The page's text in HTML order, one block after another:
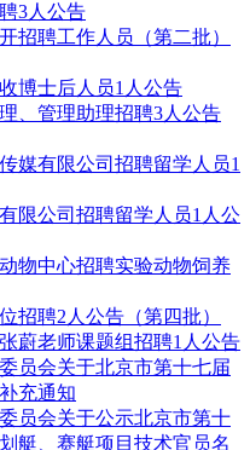
3人公告
招聘工作人员（第二批）
博士后人员1人公告
、管理助理招聘3人公告
媒有限公司招聘留学人员1
限公司招聘留学人员1人公
物中心招聘实验动物饲养
招聘2人公告（第四批）
蔚老师课题组招聘1人公告
员会关于北京市第十七届
充通知
员会关于公示北京市第十
艇、赛艇项目技术官员名